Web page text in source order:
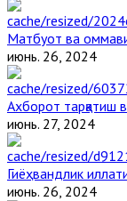
Матбуот ва
июнь. 26, 2024
Ахборот тарқатиш
июнь. 27, 2024
Гиёҳвандлик
июнь. 26, 2024